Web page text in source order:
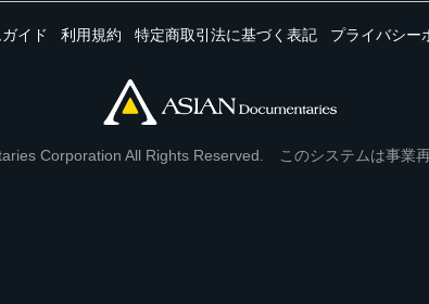
イド 利用規約 特定商取引法に基づく表記 プライバシー
Corporation All Rights Reserved. このシステムは事業再